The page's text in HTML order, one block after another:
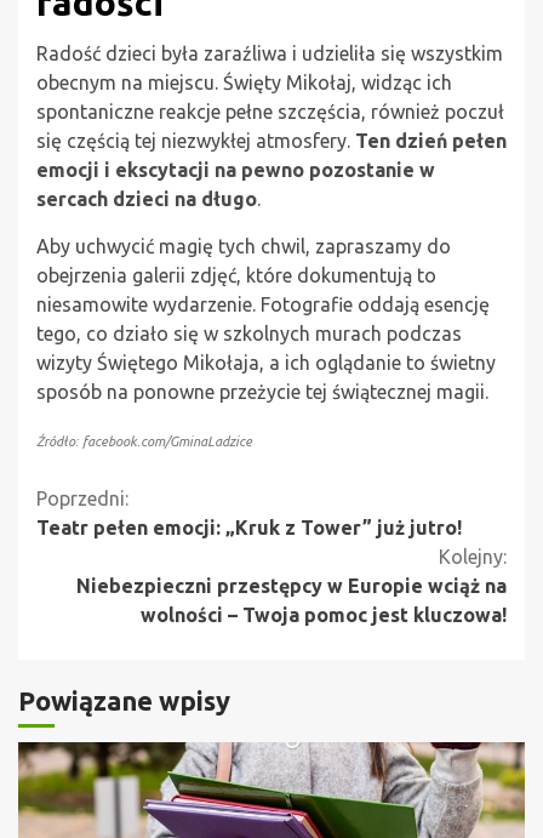
Radość dzieci była zaraźliwa i udzieliła się wszystkim
obecnym na miejscu. Święty Mikołaj, widząc ich
spontaniczne reakcje pełne szczęścia, również poczuł
się częścią tej niezwykłej atmosfery. Ten dzień pełen
emocji i ekscytacji na pewno pozostanie w
sercach dzieci na długo.
Aby uchwycić magię tych chwil, zapraszamy do
obejrzenia galerii zdjęć, które dokumentują to
niesamowite wydarzenie. Fotografie oddają esencję
tego, co działo się w szkolnych murach podczas
wizyty Świętego Mikołaja, a ich oglądanie to świetny
sposób na ponowne przeżycie tej świątecznej magii.
Źródło: facebook.com/GminaLadzice
Kontynuuj
Poprzedni:
Teatr pełen emocji: „Kruk z Tower” już jutro!
Kolejny:
Niebezpieczni przestępcy w Europie wciąż na
wolności – Twoja pomoc jest kluczowa!
Powiązane wpisy